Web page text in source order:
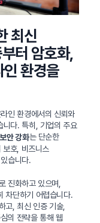
최신
터 암호화,
환경을
인 환경에서의 신뢰와
니다. 특히, 기업의 주요
안 강화는 단순한
보호, 비즈니스
습니다.
진화하고 있으며,
차단하기 어렵습니다.
고, 최신 인증 기술,
의 전략을 통해 웹